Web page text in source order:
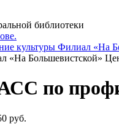
культуры Филиал «На
«На Большевистской»
по
руб.